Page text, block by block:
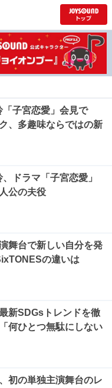
子宮恋愛」会見で
、多趣味ならではの新
ドラマ「子宮恋愛」
公の夫役
舞台で新しい自分を発
の違いは
新SDGsトレンドを徹
何ひとつ無駄にしない
初の単独主演舞台のレ